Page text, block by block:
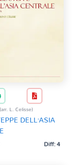
L. Celisse)
DELL’ASIA
Diff: 4